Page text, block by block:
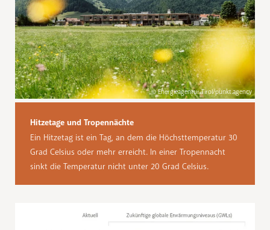
© Energieagentur Tirol/punkt.agency
Hitzetage und Tropennächte
Ein Hitzetag ist ein Tag, an dem die Höchsttemperatur 30
Grad Celsius oder mehr erreicht. In einer Tropennacht
sinkt die Temperatur nicht unter 20 Grad Celsius.